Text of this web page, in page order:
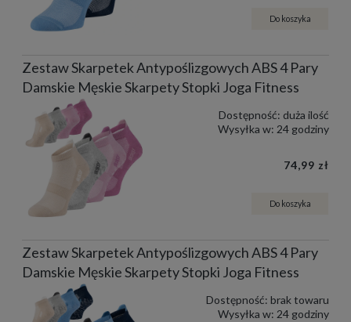
Do koszyka
Zestaw Skarpetek Antypoślizgowych ABS 4 Pary
Damskie Męskie Skarpety Stopki Joga Fitness
Dostępność: duża ilość
Wysyłka w: 24 godziny
74,99 zł
Do koszyka
Zestaw Skarpetek Antypoślizgowych ABS 4 Pary
Damskie Męskie Skarpety Stopki Joga Fitness
Dostępność: brak towaru
Wysyłka w: 24 godziny